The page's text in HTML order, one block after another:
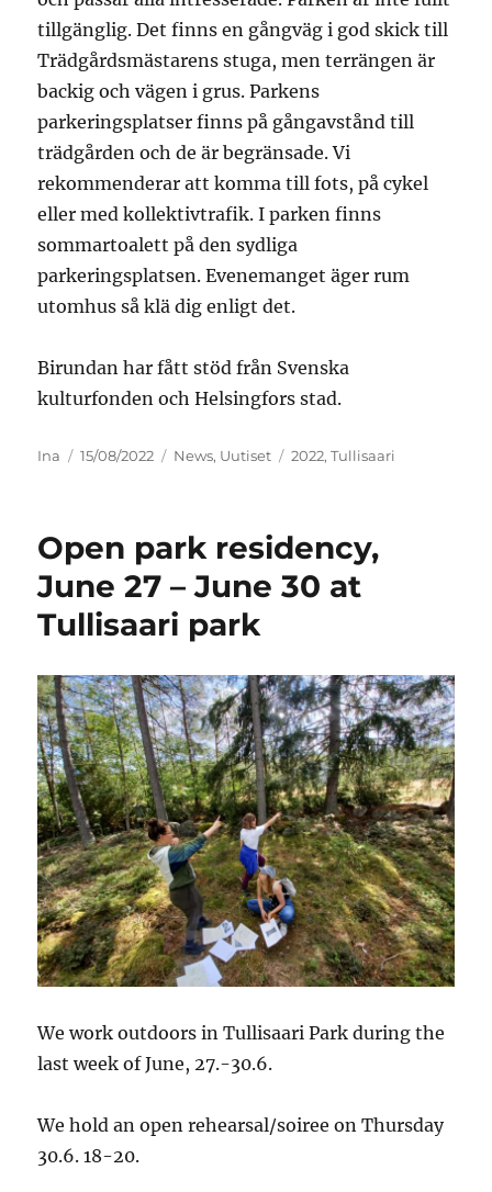
tillgänglig. Det finns en gångväg i god skick till
Trädgårdsmästarens stuga, men terrängen är
backig och vägen i grus. Parkens
parkeringsplatser finns på gångavstånd till
trädgården och de är begränsade. Vi
rekommenderar att komma till fots, på cykel
eller med kollektivtrafik. I parken finns
sommartoalett på den sydliga
parkeringsplatsen. Evenemanget äger rum
utomhus så klä dig enligt det.
Birundan har fått stöd från Svenska
kulturfonden och Helsingfors stad.
Kirjoittaja
Ina Julkaistu
15/08/2022 Kategoriat
News, Uutiset Avainsanat
2022,Tullisaari
Open park residency,
June 27 – June 30 at
Tullisaari park
We work outdoors in Tullisaari Park during the
last week of June, 27.-30.6.
We hold an open rehearsal/soiree on Thursday
30.6. 18-20.